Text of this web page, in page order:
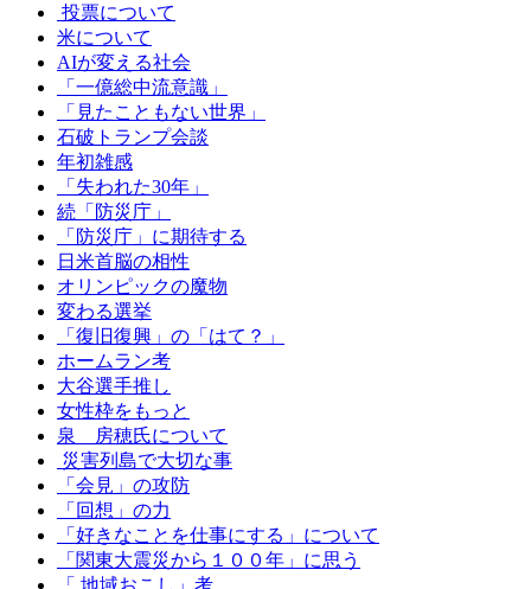
投票について
米について
AIが変える社会
「一億総中流意識」
「見たこともない世界」
石破トランプ会談
年初雑感
「失われた30年」
続「防災庁」
「防災庁」に期待する
日米首脳の相性
オリンピックの魔物
変わる選挙
「復旧復興」の「はて？」
ホームラン考
大谷選手推し
女性枠をもっと
泉 房穂氏について
災害列島で大切な事
「会見」の攻防
「回想」の力
「好きなことを仕事にする」について
「関東大震災から１００年」に思う
「 地域おこし」考